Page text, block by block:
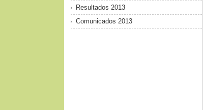
Resultados 2013
Comunicados 2013